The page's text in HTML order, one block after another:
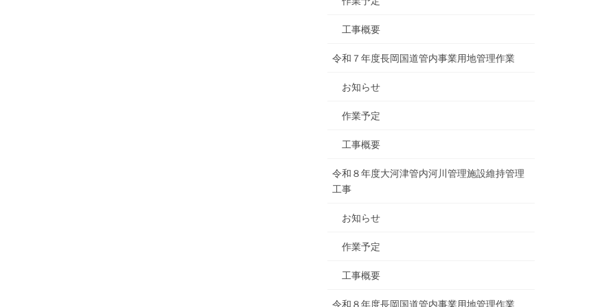
工事概要
令和７年度長岡国道管内事業用地管理作業
お知らせ
作業予定
工事概要
令和８年度大河津管内河川管理施設維持管理
工事
お知らせ
作業予定
工事概要
令和８年度長岡国道管内事業用地管理作業